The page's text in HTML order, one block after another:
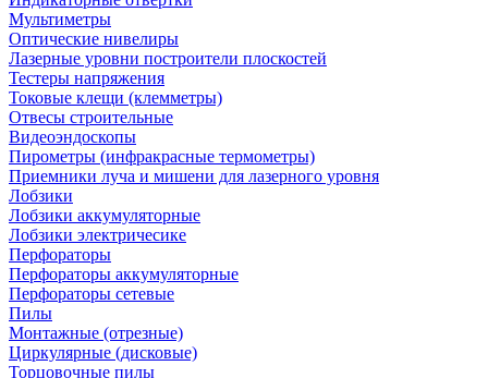
Мультиметры
Оптические нивелиры
Лазерные уровни построители плоскостей
Тестеры напряжения
Токовые клещи (клемметры)
Отвесы строительные
Видеоэндоскопы
Пирометры (инфракрасные термометры)
Приемники луча и мишени для лазерного уровня
Лобзики
Лобзики аккумуляторные
Лобзики электричесике
Перфораторы
Перфораторы аккумуляторные
Перфораторы сетевые
Пилы
Монтажные (отрезные)
Циркулярные (дисковые)
Торцовочные пилы